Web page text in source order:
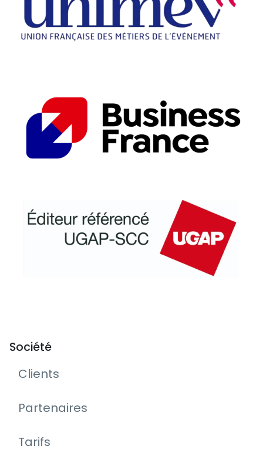
Société
Clients
Partenaires
Tarifs